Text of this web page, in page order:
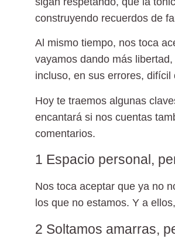
construyendo recuerdos de
Al mismo tiempo, nos toca
vayamos dando más
incluso, en sus errores,
Hoy te traemos algunas
encantará si nos cuentas
comentarios.
1 Espacio personal,
Nos toca aceptar que ya no
los que no estamos. Y a
2 Soltamos amarras,